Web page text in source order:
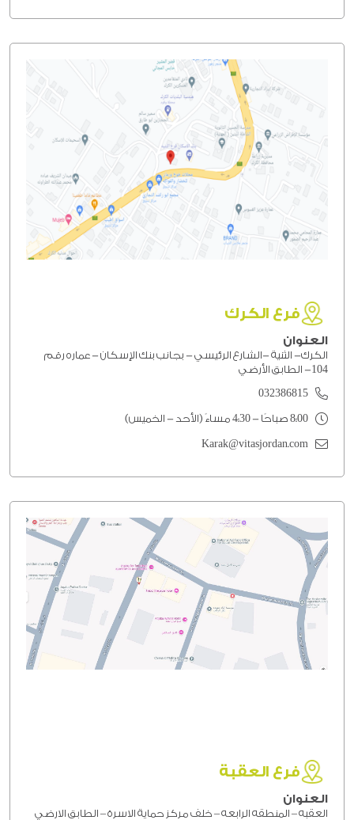
فرع الكرك
العنوان
الكرك- الثنية -الشارع الرئيسي - بجانب بنك الإسكان - عماره رقم
104- الطابق الأرضي
032386815
8:00 صباحًا - 4:30 مساءً (الأحد - الخميس)
Karak@vitasjordan.com
فرع العقبة
العنوان
العقبه – المنطقه الرابعه – خلف مركز حماية الاسرة – الطابق الارضي